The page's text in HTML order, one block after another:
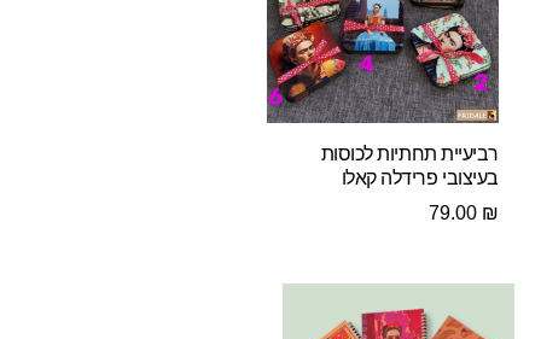
רביעיית תחתיות לכוסות
בעיצובי פרידלה קאלו
79.00 ₪